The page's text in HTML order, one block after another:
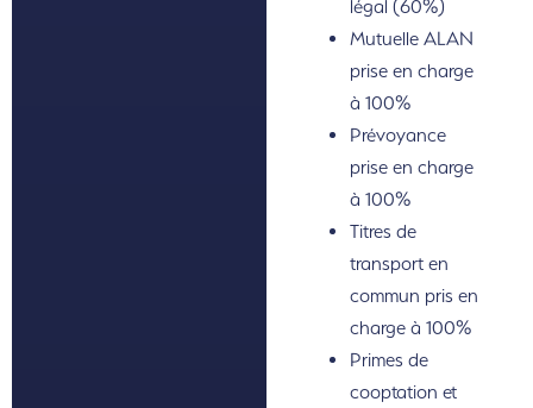
légal (60%)
Mutuelle ALAN
prise en charge
à 100%
Prévoyance
prise en charge
à 100%
Titres de
transport en
commun pris en
charge à 100%
Primes de
cooptation et